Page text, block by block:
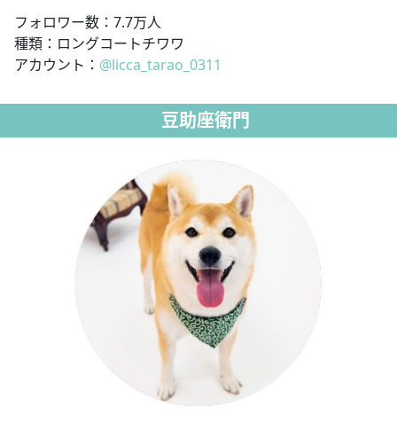
フォロワー数：7.7万人
種類：ロングコートチワワ
アカウント： @licca_tarao_0311
豆助座衛門